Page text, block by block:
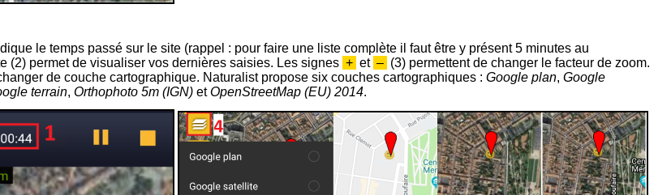
le temps passé sur le site (rappel : pour faire une liste complète il faut être y présent 5 minutes au
(2) permet de visualiser vos dernières saisies. Les signes + et – (3) permettent de changer le facteur de zoom.
de couche cartographique. Naturalist propose six couches cartographiques : Google plan, Google
terrain, Orthophoto 5m (IGN) etOpenStreetMap (EU) 2014.